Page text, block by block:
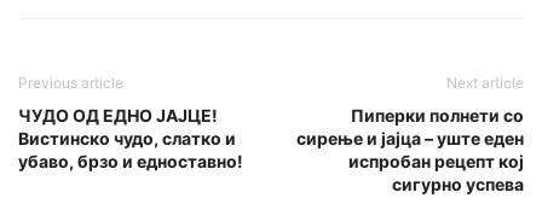
Previous article
ЧУДО ОД ЕДНО ЈАЈЦЕ!
Вистинско чудо, слатко и
убаво, брзо и едноставно!
Next article
Пиперки полнети со
сирење и јајца – уште еден
испробан рецепт кој
сигурно успева